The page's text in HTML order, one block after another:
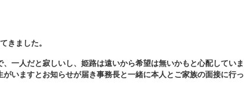
きました。
、一人だと寂しいし、姫路は遠いから希望は無いかもと心配していま
いますとお知らせが届き事務長と一緒に本人とご家族の面接に行